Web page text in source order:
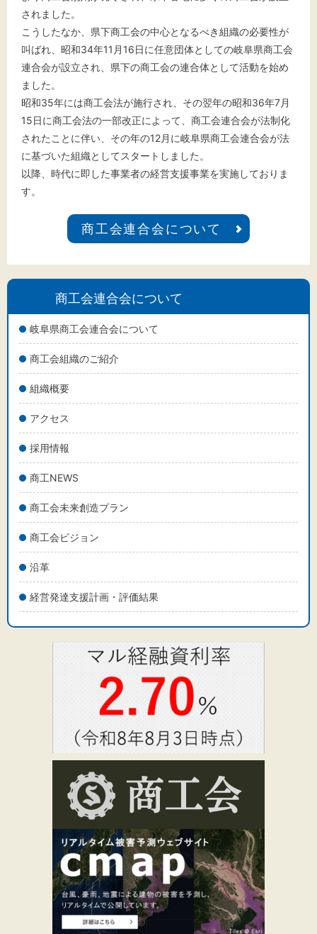
商工会連合会について
岐阜県商工会連合会について
商工会組織のご紹介
組織概要
アクセス
採用情報
商工NEWS
商工会未来創造プラン
商工会ビジョン
沿革
経営発達支援計画・評価結果
されました。
こうしたなか、県下商工会の中心となるべき組織の必要性が
叫ばれ、昭和34年11月16日に任意団体としての岐阜県商工会
連合会が設立され、県下の商工会の連合体として活動を始め
ました。
昭和35年には商工会法が施行され、その翌年の昭和36年7月
15日に商工会法の一部改正によって、商工会連合会が法制化
されたことに伴い、その年の12月に岐阜県商工会連合会が法
に基づいた組織としてスタートしました。
以降、時代に即した事業者の経営支援事業を実施しておりま
す。
商工会連合会について